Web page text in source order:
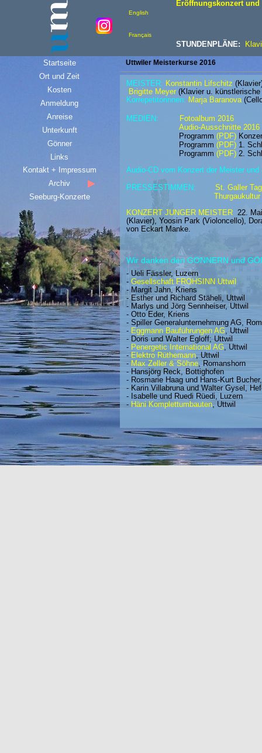
Eröffnungskonzert
STUNDENPLÄNE:
English
Français
Startseite
Ort und Zeit
Kosten
Anmeldung
Anreise
Unterkunft
Kontakt + Impressum
Gönner
Links
Archiv
Seeburg-Konzerte
Uttwiler Meisterkurse 2016
MEDIEN:
Fotoalbum 2016
Audio-Ausschnitte 2016
Programm (PDF)
Programm (PDF) 1.
Programm (PDF) 2.
Audio-CD vom Konzert der Meister
PRESSESTIMMEN:
St. Galler
MEISTER: Konstantin Lifschitz
Brigitte Meyer (Klavier u. künstlerische
Korrepetitorinnen: Marja Baranova
KONZERT JUNGER MEISTER 22.
(Klavier), Yoosin Park (Violoncello),
von Eckart Manke.
Wir danken den GÖNNERN und
- Ueli Fässler, Luzern
- Gesellschaft FROHSINN Uttwil
- Margit Jahn, Kriens
- Esther und Richard Stäheli, Uttwil
- Marlys und Jörg Sennheiser, Uttwil
- Otto Eder, Kriens
- Spiller Generalunternehmung AG,
- Eggmann Bauführungen AG , Uttwil
- Doris und Walter Egloff; Uttwil
- Penergetic International AG , Uttwil
- Elektro Rüthemann , Uttwil
- Max Zeller & Söhne , Romanshorn
- Hansjörg Reck, Bottighofen
- Rosmarie Haag und Hans-Kurt
- Karin Villabruna und Walter Gysel,
- Isabelle und Ruedi Rüedi, Luzern
- Häni Komplettumbauten , Uttwil